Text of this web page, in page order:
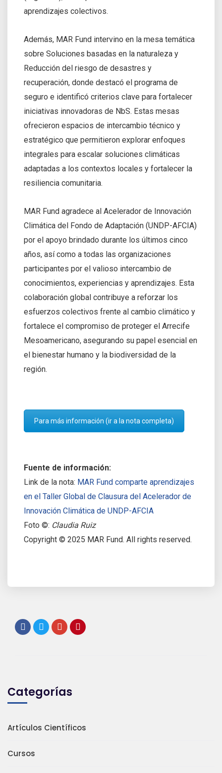
aprendizajes colectivos.
Además, MAR Fund intervino en la mesa temática
sobre Soluciones basadas en la naturaleza y
Reducción del riesgo de desastres y
recuperación, donde destacó el programa de
seguro e identificó criterios clave para fortalecer
iniciativas innovadoras de NbS. Estas mesas
ofrecieron espacios de intercambio técnico y
estratégico que permitieron explorar enfoques
integrales para escalar soluciones climáticas
adaptadas a los contextos locales y fortalecer la
resiliencia comunitaria.
MAR Fund agradece al Acelerador de Innovación
Climática del Fondo de Adaptación (UNDP-AFCIA)
por el apoyo brindado durante los últimos cinco
años, así como a todas las organizaciones
participantes por el valioso intercambio de
conocimientos, experiencias y aprendizajes. Esta
colaboración global contribuye a reforzar los
esfuerzos colectivos frente al cambio climático y
fortalece el compromiso de proteger el Arrecife
Mesoamericano, asegurando su papel esencial en
el bienestar humano y la biodiversidad de la
región.
Para más información (ir a la nota completa)
Fuente de información:
Link de la nota: MAR Fund comparte aprendizajes
en el Taller Global de Clausura del Acelerador de
Innovación Climática de UNDP-AFCIA
Foto ©: Claudia Ruiz
Copyright © 2025 MAR Fund. All rights reserved.
Categorías
Artículos Científicos
Cursos